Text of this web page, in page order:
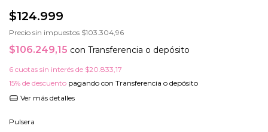
$124.999
Precio sin impuestos $103.304,96
$106.249,15 con Transferencia o depósito
6 cuotas sin interés de $20.833,17
15% de descuento pagando con Transferencia o depósito
Ver más detalles
Pulsera